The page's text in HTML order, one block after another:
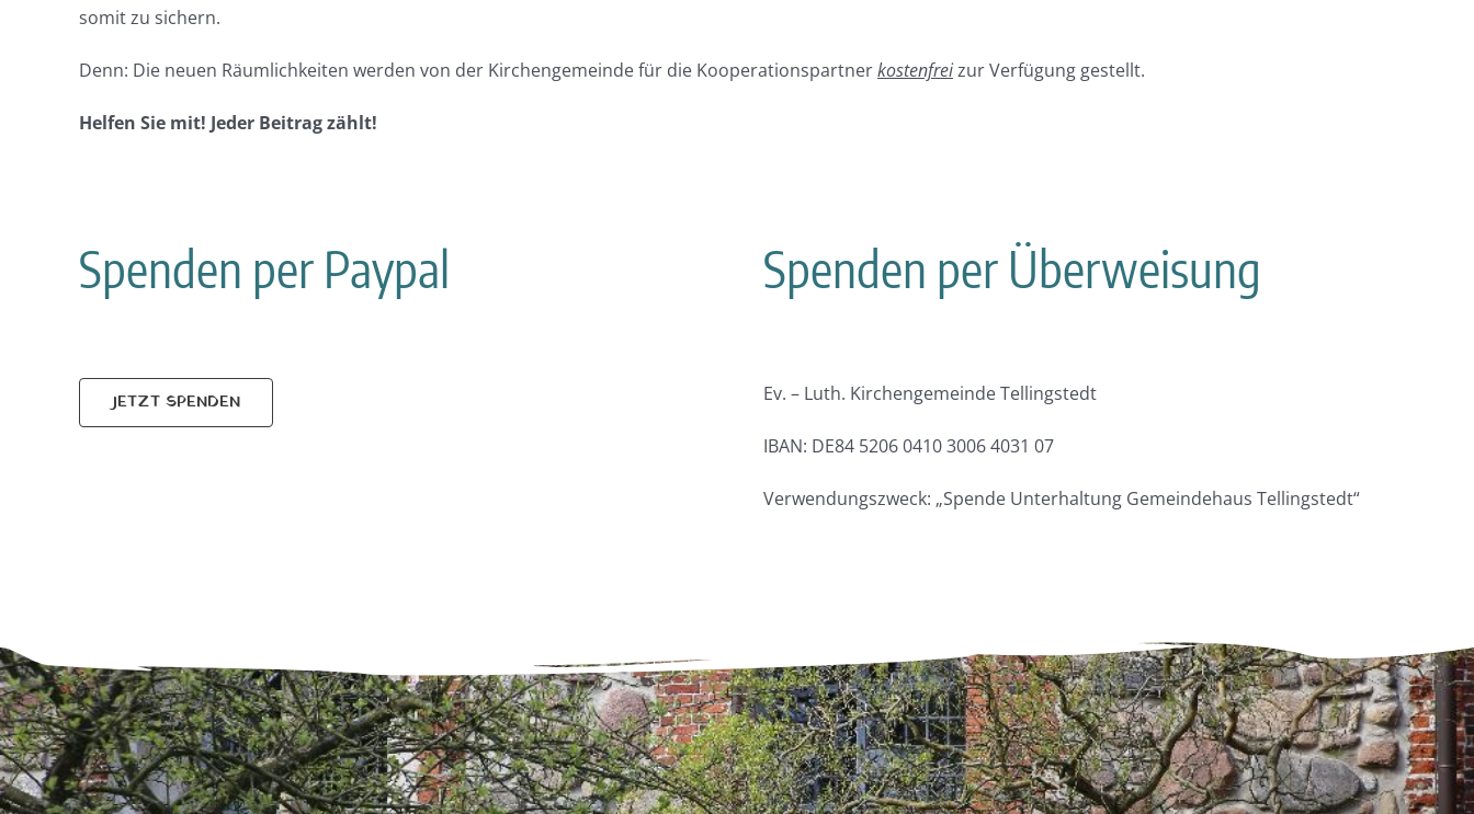
somit zu sichern.
Denn: Die neuen Räumlichkeiten werden von der Kirchengemeinde für die Kooperationspartnerkostenfreizur Verfügung gestellt.
Helfen Sie mit! Jeder Beitrag zählt!
Spenden per Paypal
JETZT SPENDEN
Spenden per Überweisung
Ev. – Luth. Kirchengemeinde Tellingstedt
IBAN: DE84 5206 0410 3006 4031 07
Verwendungszweck: „Spende Unterhaltung Gemeindehaus Tellingstedt“